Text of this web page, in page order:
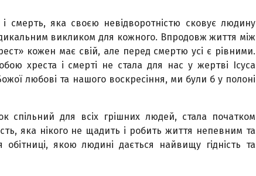
смерть, яка своєю невідворотністю сковує людину
викликом для кожного. Впродовж життя між
кожен має свій, але перед смертю усі є рівними.
хреста і смерті не стала для нас у жертві Ісуса
любові та нашого воскресіння, ми були б у полоні
спільний для всіх грішних людей, стала початком
яка нікого не щадить і робить життя непевним та
якою людині дається найвищу гідність та